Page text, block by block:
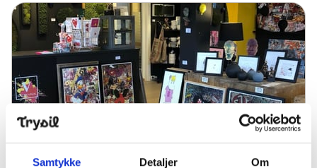
Samtykke Detaljer Om